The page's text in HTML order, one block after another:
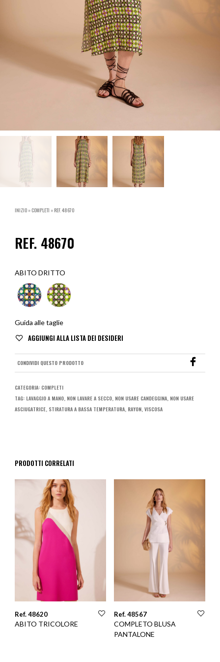
INIZIO » COMPLETI » REF. 48670
REF. 48670
ABITO DRITTO
Guida alle taglie
CONDIVIDI QUESTO PRODOTTO
CATEGORIA: COMPLETI
TAG: LAVAGGIO A MANO, NON LAVARE A SECCO, NON USARE CANDEGGINA, NON USARE
ASCIUGATRICE, STIRATURA A BASSA TEMPERATURA, RAYON, VISCOSA
PRODOTTI CORRELATI
Ref. 48620
ABITO TRICOLORE
Ref. 48567
COMPLETO BLUSA
PANTALONE